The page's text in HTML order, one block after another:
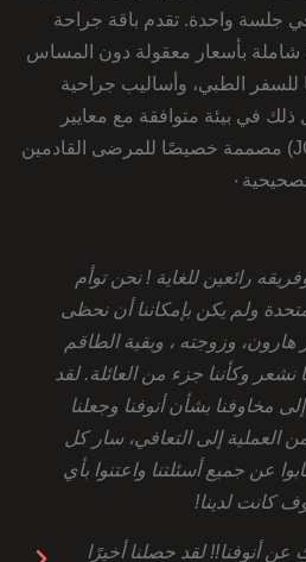
في جلسة واحدة. تقدم باقة جراحة
شاملة بأسعار معقولة دون المساس
للسفر الطبي، وأساليب جراحية
في بيئة متوافقة مع معايير
اللجنة الدولية المشتركة (JCI) مصممة خصيصًا للمرضى القادمين
رائعين للغاية ! نحن توأم
ولم يكن بإمكاننا أن نحظى
هارون، وزوجته ، وبقية الطاقم
نشعر وكأننا جزء من العائلة. لقد
مخاوفنا بشأن أنوفنا وجعلنا
العملية إلى التعافي، سار كل
عن جميع أسئلتنا واعتنوا بأي
كانت لدينا!
عن أنوفنا!! لقد حصلنا أخيرًا